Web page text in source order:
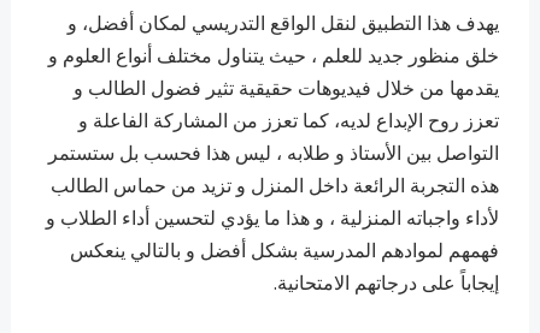
يهدف هذا التطبيق لنقل الواقع التدريسي لمكان أفضل، و
خلق منظور جديد للعلم ، حيث يتناول مختلف أنواع العلوم و
يقدمها من خلال فيديوهات حقيقية تثير فضول الطالب و
تعزز روح الإبداع لديه، كما تعزز من المشاركة الفاعلة و
التواصل بين الأستاذ و طلابه ، ليس هذا فحسب بل ستستمر
هذه التجربة الرائعة داخل المنزل و تزيد من حماس الطالب
لأداء واجباته المنزلية ، و هذا ما يؤدي لتحسين أداء الطلاب و
فهمهم لموادهم المدرسية بشكل أفضل و بالتالي ينعكس
إيجاباً على درجاتهم الامتحانية.